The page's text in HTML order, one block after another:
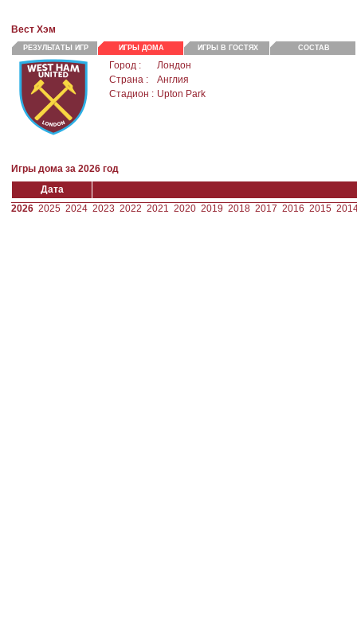
Вест Хэм
РЕЗУЛЬТАТЫ ИГР ИГРЫ ДОМА ИГРЫ В ГОСТЯХ СОСТАВ
Город :
Лондон
Страна :
Англия
Стадион : Upton Park
Игры дома за 2026 год
Дата
2026 2025 2024 2023 2022 2021 2020 2019 2018 2017 2016 2015